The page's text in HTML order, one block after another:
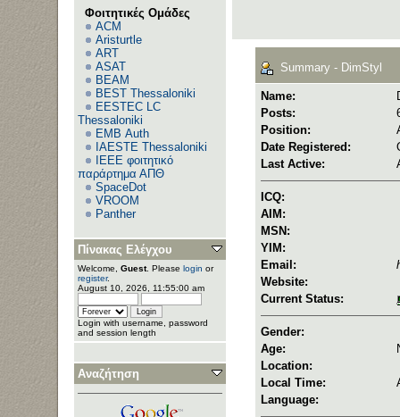
Φοιτητικές Ομάδες
ACM
Aristurtle
ART
ASAT
BEAM
BEST Thessaloniki
EESTEC LC
Thessaloniki
EΜΒ Auth
IAESTE Thessaloniki
IEEE φοιτητικό
παράρτημα ΑΠΘ
SpaceDot
VROOM
Panther
Πίνακας Ελέγχου
Welcome, Guest. Please login or
register.
August 10, 2026, 11:55:00 am
Login with username, password
and session length
Αναζήτηση
Summary - DimStyl
Name:
Posts:
Position:
Date Registered:
Last Active:
ICQ:
AIM:
MSN:
YIM:
Email:
Website:
Current Status:
Gender:
Age:
Location:
Local Time:
Language: